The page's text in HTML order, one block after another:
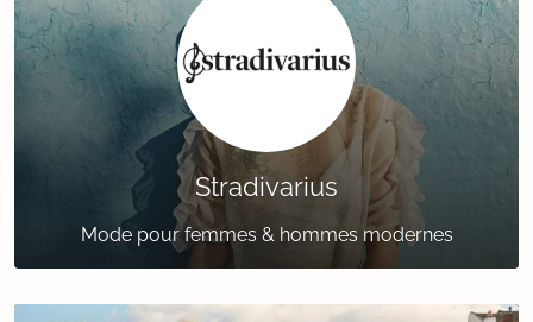
Stradivarius
Mode pour femmes & hommes modernes